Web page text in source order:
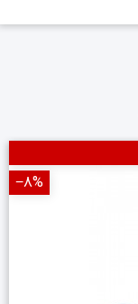
‎−8%